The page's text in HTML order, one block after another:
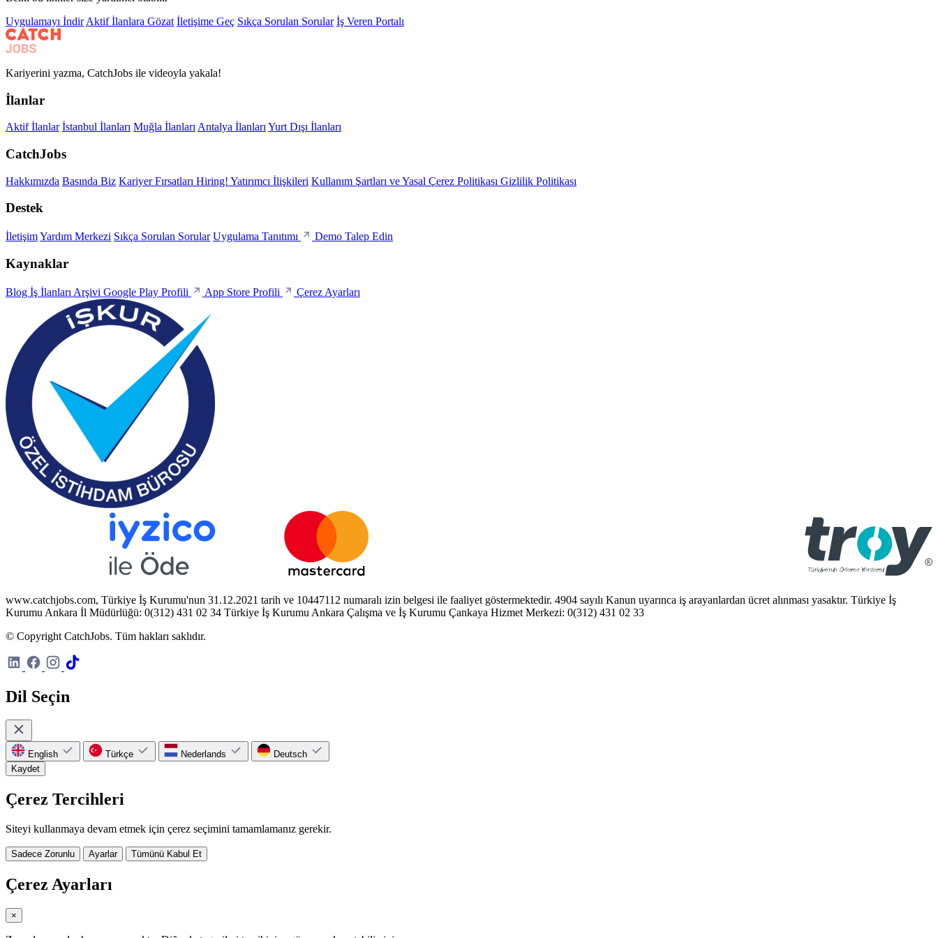
Uygulamayı İndir Aktif İlanlara Gözat İletişime Geç Sıkça Sorulan Sorular İş Veren Portalı
Kariyerini yazma, CatchJobs ile videoyla yakala!
İlanlar
Aktif İlanlar İstanbul İlanları Muğla İlanları Antalya İlanları Yurt Dışı İlanları
CatchJobs
Hakkımızda Basında Biz Kariyer Fırsatları Hiring! Yatırımcı İlişkileri Kullanım Şartları ve Yasal Çerez Politikası Gizlilik Politikası
Destek
İletişimYardım Merkezi Sıkça Sorulan Sorular Uygulama Tanıtımı Demo Talep Edin
Kaynaklar
Blog İş İlanları Arşivi Google Play Profili App Store Profili Çerez Ayarları
www.catchjobs.com, Türkiye İş Kurumu'nun 31.12.2021 tarih ve 10447112 numaralı izin belgesi ile faaliyet göstermektedir. 4904 sayılı Kanun uyarınca iş arayanlardan ücret alınması yasaktır. Türkiye İş
Kurumu Ankara İl Müdürlüğü: 0(312) 431 02 34 Türkiye İş Kurumu Ankara Çalışma ve İş Kurumu Çankaya Hizmet Merkezi: 0(312) 431 02 33
© Copyright CatchJobs. Tüm hakları saklıdır.
Dil Seçin
English Türkçe Nederlands
Deutsch
Kaydet
Çerez Tercihleri
Siteyi kullanmaya devam etmek için çerez seçimini tamamlamanız gerekir.
Sadece Zorunlu Ayarlar Tümünü Kabul Et
Çerez Ayarları
×